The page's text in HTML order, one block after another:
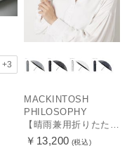
+3
MACKINTOSH
PHILOSOPHY
【晴雨兼用折りたたみ日傘】マッキントッシュ フィロソフィー (MACKINTOSH PHILOSOPHY)コーギー 雨の日OK 軽量 遮光100％ 遮熱 UV
￥13,200 (税込)